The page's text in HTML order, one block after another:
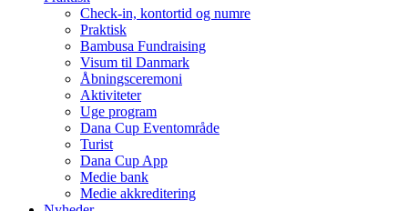
Check-in, kontortid og numre
Praktisk
Bambusa Fundraising
Visum til Danmark
Åbningsceremoni
Aktiviteter
Uge program
Dana Cup Eventområde
Turist
Dana Cup App
Medie bank
Medie akkreditering